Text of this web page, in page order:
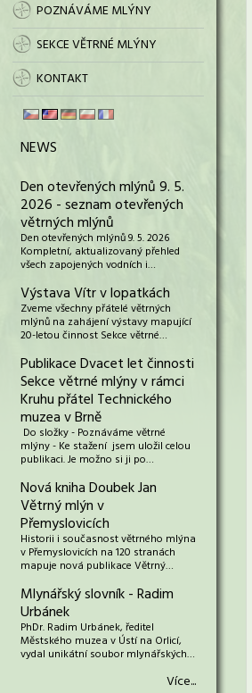
POZNÁVÁME MLÝNY
SEKCE VĚTRNÉ MLÝNY
KONTAKT
NEWS
Den otevřených mlýnů 9. 5.
2026 - seznam otevřených
větrných mlýnů
Den otevřených mlýnů 9. 5. 2026
Kompletní, aktualizovaný přehled
všech zapojených vodních i…
Výstava Vítr v lopatkách
Zveme všechny přátelé větrných
mlýnů na zahájení výstavy mapující
20-letou činnost Sekce větrné…
Publikace Dvacet let činnosti
Sekce větrné mlýny v rámci
Kruhu přátel Technického
muzea v Brně
Do složky - Poznáváme větrné
mlýny - Ke stažení jsem uložil celou
publikaci. Je možno si ji po…
Nová kniha Doubek Jan
Větrný mlýn v
Přemyslovicích
Historii i současnost větrného mlýna
v Přemyslovicích na 120 stranách
mapuje nová publikace Větrný…
Mlynářský slovník - Radim
Urbánek
PhDr. Radim Urbánek, ředitel
Městského muzea v Ústí na Orlicí,
vydal unikátní soubor mlynářských…
Více...